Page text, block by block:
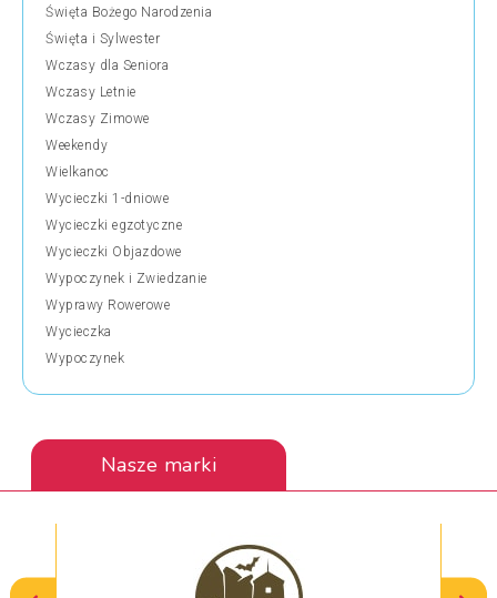
Święta Bożego Narodzenia
Święta i Sylwester
Wczasy dla Seniora
Wczasy Letnie
Wczasy Zimowe
Weekendy
Wielkanoc
Wycieczki 1-dniowe
Wycieczki egzotyczne
Wycieczki Objazdowe
Wypoczynek i Zwiedzanie
Wyprawy Rowerowe
Wycieczka
Wypoczynek
Nasze marki